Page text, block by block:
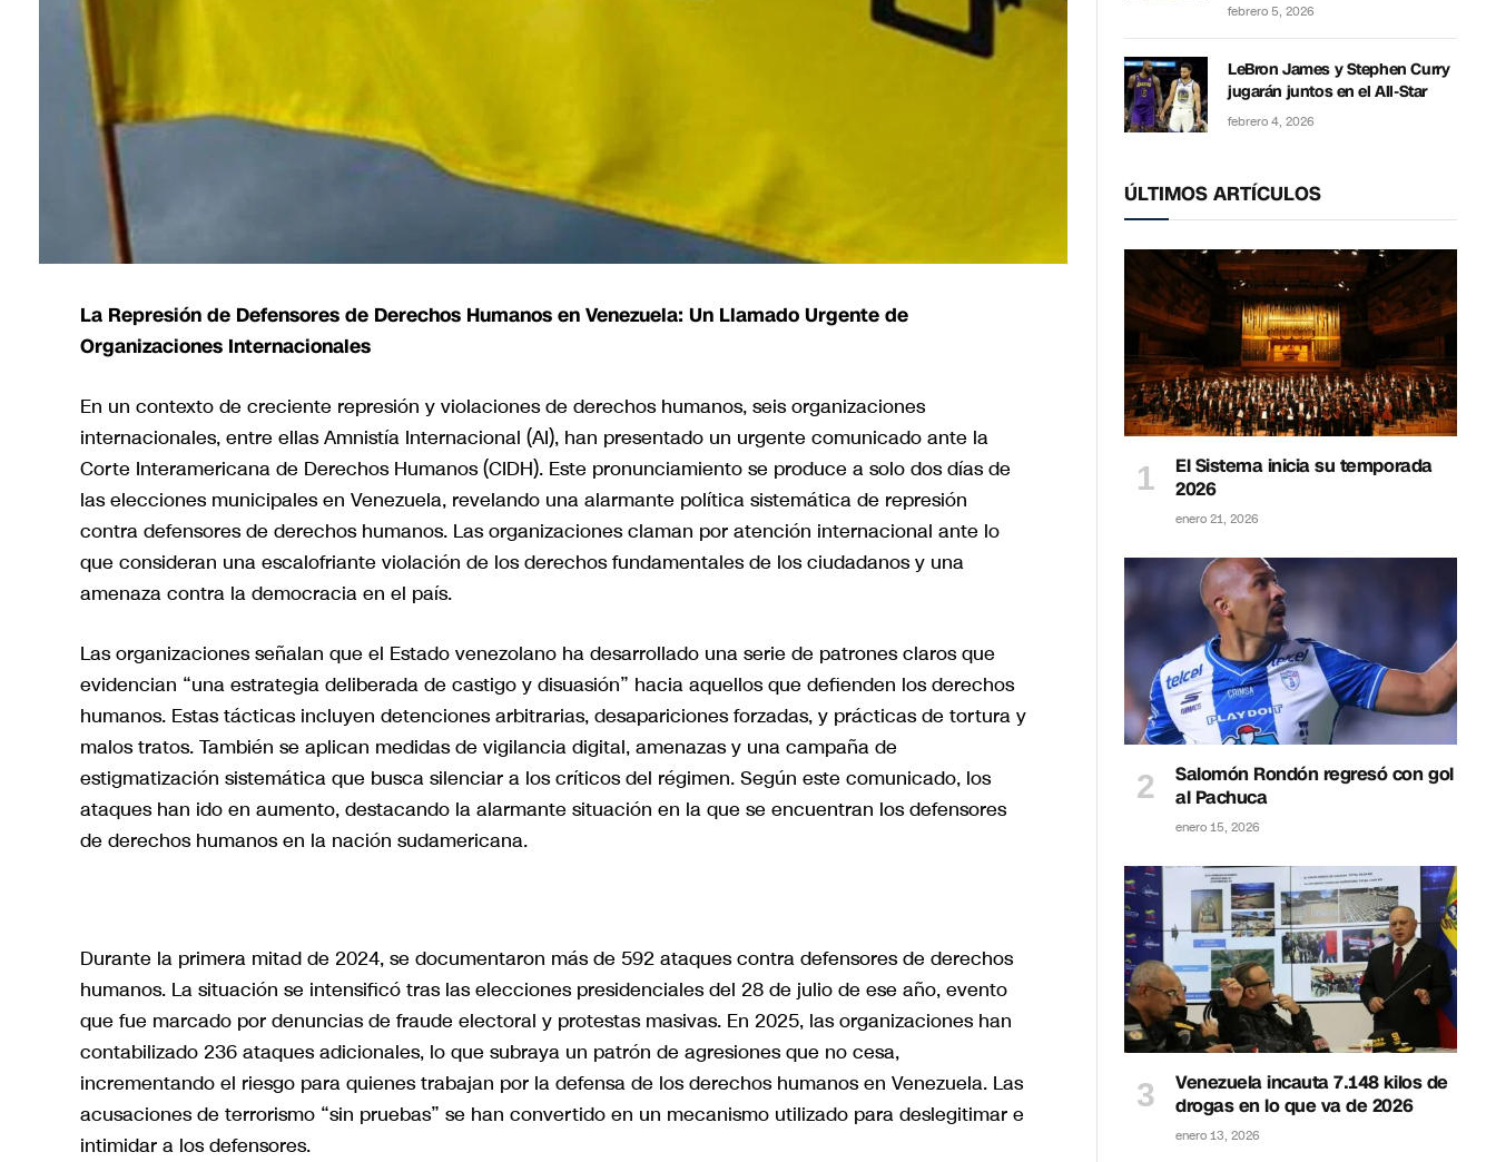
La Represión de Defensores de Derechos Humanos en Venezuela: Un Llamado Urgente de
Organizaciones Internacionales
En un contexto de creciente represión y violaciones de derechos humanos, seis organizaciones
internacionales, entre ellas Amnistía Internacional (AI), han presentado un urgente comunicado ante la
Corte Interamericana de Derechos Humanos (CIDH). Este pronunciamiento se produce a solo dos días de
las elecciones municipales en Venezuela, revelando una alarmante política sistemática de represión
contra defensores de derechos humanos. Las organizaciones claman por atención internacional ante lo
que consideran una escalofriante violación de los derechos fundamentales de los ciudadanos y una
amenaza contra la democracia en el país.
Las organizaciones señalan que el Estado venezolano ha desarrollado una serie de patrones claros que
evidencian “una estrategia deliberada de castigo y disuasión” hacia aquellos que defienden los derechos
humanos. Estas tácticas incluyen detenciones arbitrarias, desapariciones forzadas, y prácticas de tortura y
malos tratos. También se aplican medidas de vigilancia digital, amenazas y una campaña de
estigmatización sistemática que busca silenciar a los críticos del régimen. Según este comunicado, los
ataques han ido en aumento, destacando la alarmante situación en la que se encuentran los defensores
de derechos humanos en la nación sudamericana.
Durante la primera mitad de 2024, se documentaron más de 592 ataques contra defensores de derechos
humanos. La situación se intensificó tras las elecciones presidenciales del 28 de julio de ese año, evento
que fue marcado por denuncias de fraude electoral y protestas masivas. En 2025, las organizaciones han
contabilizado 236 ataques adicionales, lo que subraya un patrón de agresiones que no cesa,
incrementando el riesgo para quienes trabajan por la defensa de los derechos humanos en Venezuela. Las
acusaciones de terrorismo “sin pruebas” se han convertido en un mecanismo utilizado para deslegitimar e
intimidar a los defensores.
febrero 5, 2026
LeBron James y Stephen Curry
jugarán juntos en el All-Star
febrero 4, 2026
ÚLTIMOS ARTÍCULOS
El Sistema inicia su temporada
2026
enero 21, 2026
Salomón Rondón regresó con gol
al Pachuca
enero 15, 2026
Venezuela incauta 7.148 kilos de
drogas en lo que va de 2026
enero 13, 2026